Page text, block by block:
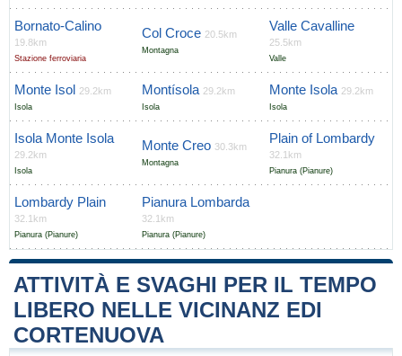
Bornato-Calino
19.8km
Stazione ferroviaria
Col Croce 20.5km
Montagna
Valle Cavalline
25.5km
Valle
Monte Isol 29.2km
Isola
Montísola 29.2km
Isola
Monte Isola 29.2km
Isola
Isola Monte Isola
29.2km
Isola
Monte Creo 30.3km
Montagna
Plain of Lombardy
32.1km
Pianura (Pianure)
Lombardy Plain
32.1km
Pianura (Pianure)
Pianura Lombarda
32.1km
Pianura (Pianure)
ATTIVITÀ E SVAGHI PER IL TEMPO
LIBERO NELLE VICINANZ EDI
CORTENUOVA